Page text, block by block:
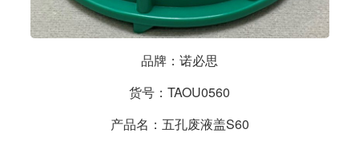
品牌：诺必思
货号：TAOU0560
产品名：五孔废液盖S60